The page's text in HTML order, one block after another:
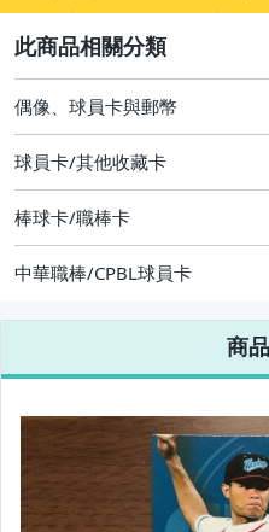
偶像、球員卡與郵幣
球員卡/其他收藏卡
棒球卡/職棒卡
中華職棒/CPBL球員卡
商